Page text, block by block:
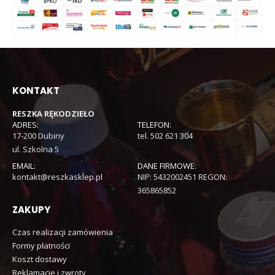
KONTAKT
RESZKA RĘKODZIEŁO
ADRES:
17-200 Dubiny
ul. Szkolna 5
TELEFON:
tel. 502 621 304
EMAIL:
kontakt@reszkasklep.pl
DANE FIRMOWE:
NIP: 5432002451 REGON:
365865852
ZAKUPY
Czas realizacji zamówienia
Formy płatności
Koszt dostawy
Reklamacje i zwroty